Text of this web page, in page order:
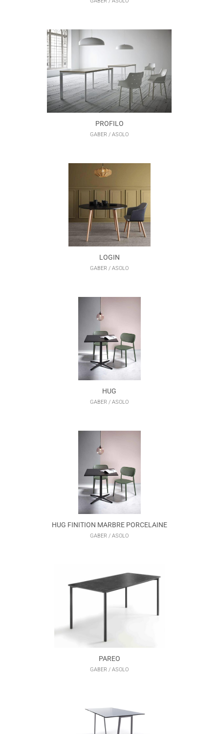
PROFILO
GABER / ASOLO
LOGIN
GABER / ASOLO
HUG
GABER / ASOLO
HUG FINITION MARBRE PORCELAINE
GABER / ASOLO
PAREO
GABER / ASOLO